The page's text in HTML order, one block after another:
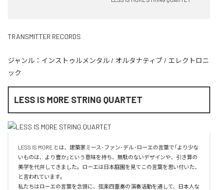
TRANSMITTER RECORDS
ジャンル： インストゥルメンタル / オルタナティブ / エレクトロニ
ック
LESS IS MORE STRING QUARTET
LESS IS MORE とは、建築家ミース･ファン･デル･ローエの言葉で「より少な
いものは、より豊か」という意味を持ち、無駄のないデザインや、引き算の
美学を代弁してきました。ローエは日本庭園を見てこの言葉を思い付いた、
と言われています。
私たちはローエの言葉を念頭に、弦楽四重奏の演奏活動を通して、日本人な